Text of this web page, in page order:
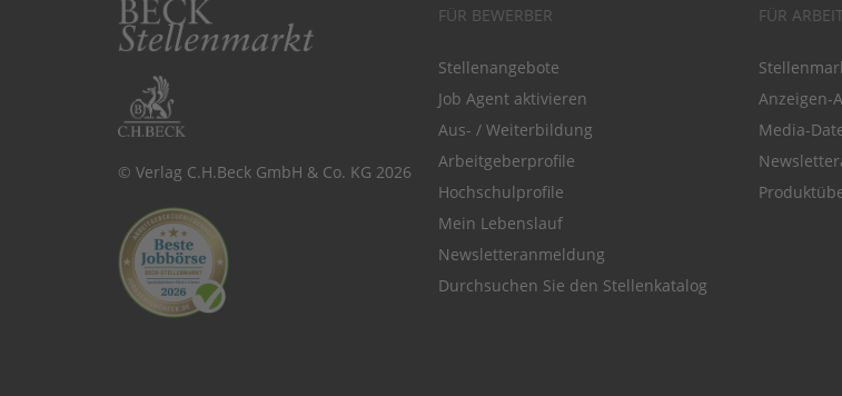
© Verlag C.H.Beck GmbH & Co. KG 2026
FÜR BEWERBER
Stellenangebote
Job Agent aktivieren
Aus- / Weiterbildung
Arbeitgeberprofile
Hochschulprofile
Mein Lebenslauf
Newsletteranmeldung
Durchsuchen Sie den Stellenkatalog
FÜR
Anzeigen-
Media-